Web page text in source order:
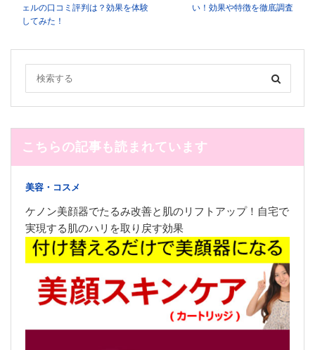
ェルの口コミ評判は？効果を体験
してみた！
い！効果や特徴を徹底調査
こちらの記事も読まれています
美容・コスメ
ケノン美顔器でたるみ改善と肌のリフトアップ！自宅で
実現する肌のハリを取り戻す効果